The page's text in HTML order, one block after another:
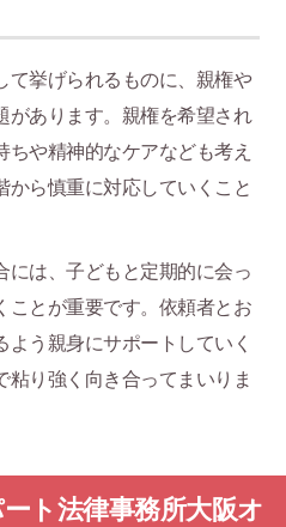
て挙げられるものに、親権や
があります。親権を希望され
ちや精神的なケアなども考え
から慎重に対応していくこと
には、子どもと定期的に会っ
ことが重要です。依頼者とお
う親身にサポートしていく
粘り強く向き合ってまいりま
ト法律事務所大阪オ